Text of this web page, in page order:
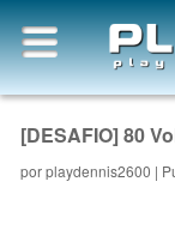
[DESAFIO] 80
porplaydennis2600 |